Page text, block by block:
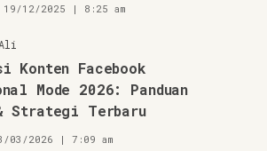
19/12/2025 | 8:25 am
Konten Facebook
Mode 2026: Panduan
Strategi Terbaru
03/2026 | 7:09 am